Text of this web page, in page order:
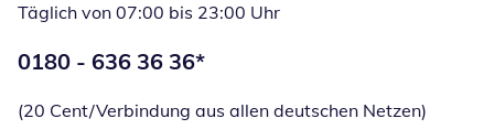
Täglich von 07:00 bis 23:00 Uhr
Telefonnummer:
0180 - 636 36 36*
(20 Cent/Verbindung aus allen deutschen Netzen)